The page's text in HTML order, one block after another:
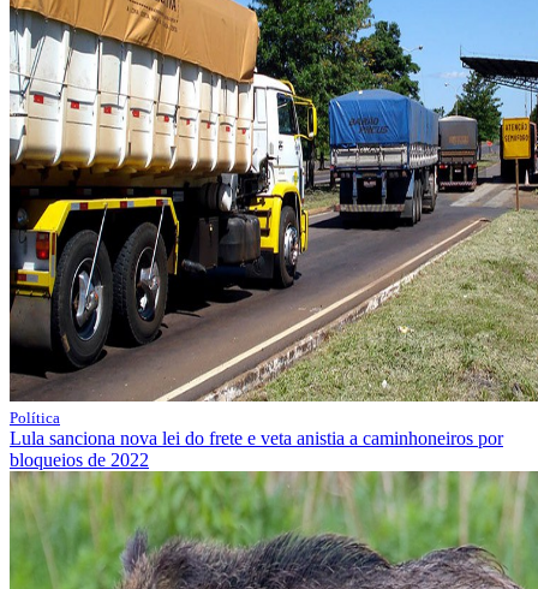
Política
Lula sanciona nova lei do frete e veta anistia a caminhoneiros por
bloqueios de 2022